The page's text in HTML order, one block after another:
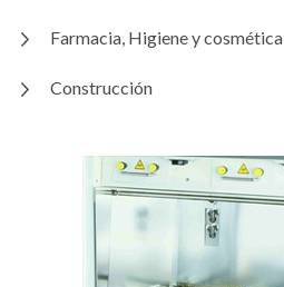
Farmacia, Higiene y cosmética
Construcción